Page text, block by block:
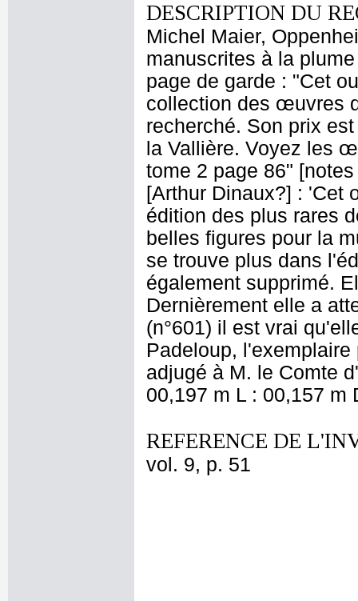
DESCRIPTION DU
Michel Maier,
manuscrites à la
page de garde : "Cet
collection des œuvres
recherché. Son prix
la Vallière. Voyez les
tome 2 page 86"
[Arthur Dinaux?] : 'Cet
édition des plus rares
belles figures pour la
se trouve plus dans
également supprimé.
Dernièrement elle a
(n°601) il est vrai
Padeloup,
adjugé à M. le Comte
00,197 m L : 00,157 m
REFERENCE DE
vol. 9, p. 51